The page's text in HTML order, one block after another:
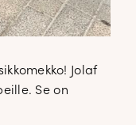
Jolaf
Se on